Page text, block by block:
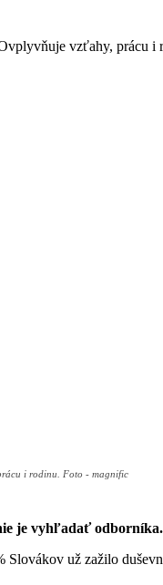
i rodinu. Foto - magnific
je vyhľadať
Slovákov už zažilo